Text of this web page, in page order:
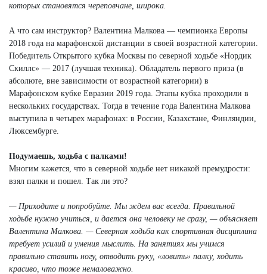
которых становятся череповчане, широка.
А что сам инструктор? Валентина Малкова — чемпионка Европы
2018 года на марафонской дистанции в своей возрастной категории.
Победитель Открытого кубка Москвы по северной ходьбе «Нордик
Скиллс» — 2017 (лучшая техника). Обладатель первого приза (в
абсолюте, вне зависимости от возрастной категории) в
Марафонском кубке Евразии 2019 года. Этапы кубка проходили в
нескольких государствах. Тогда в течение года Валентина Малкова
выступила в четырех марафонах: в России, Казахстане, Финляндии,
Люксембурге.
Подумаешь, ходьба с палками!
Многим кажется, что в северной ходьбе нет никакой премудрости:
взял палки и пошел. Так ли это?
— Приходите и попробуйте. Мы ждем вас всегда. Правильной
ходьбе нужно учиться, и дается она человеку не сразу, — объясняет
Валентина Малкова. — Северная ходьба как спортивная дисциплина
требует усилий и умения мыслить. На занятиях мы учимся
правильно ставить ногу, отводить руку, «ловить» палку, ходить
красиво, что тоже немаловажно.